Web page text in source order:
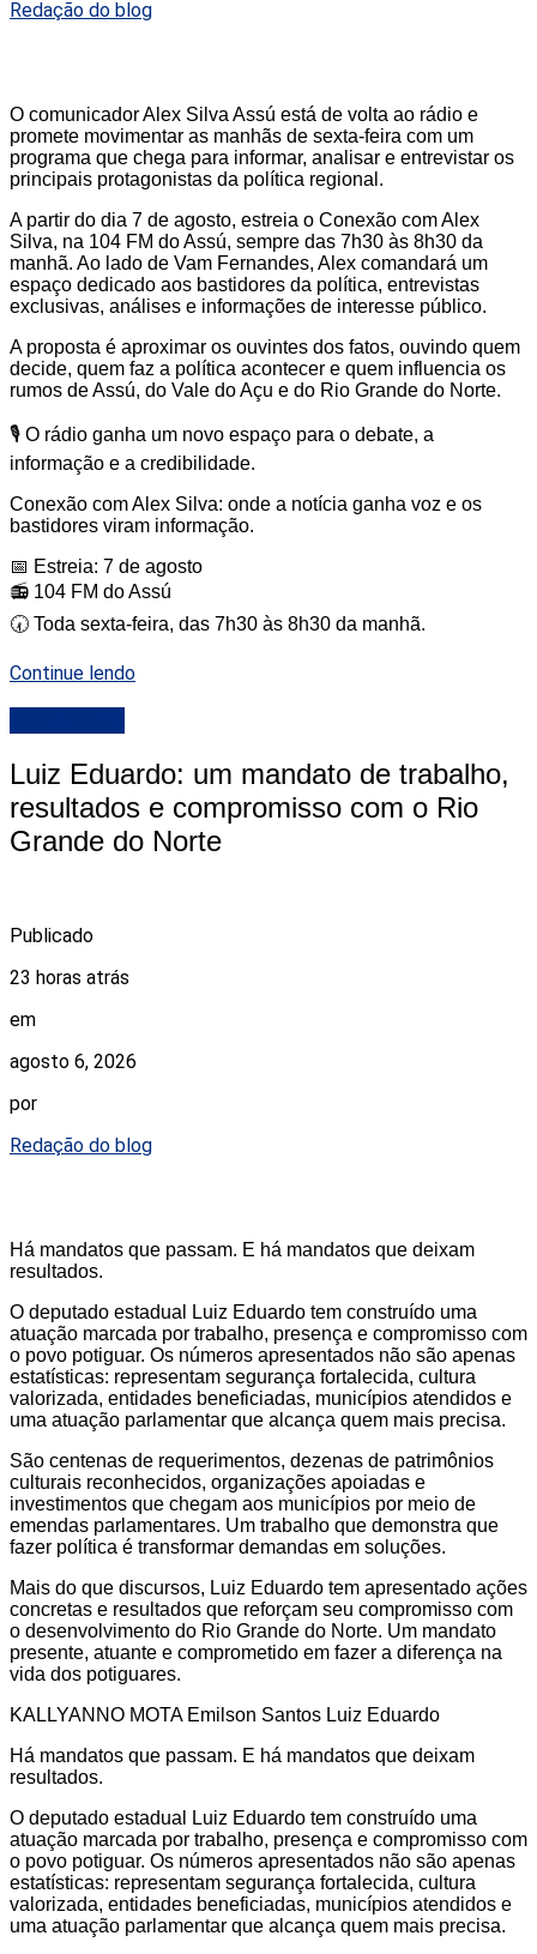
Redação do blog
O comunicador Alex Silva Assú está de volta ao rádio e
promete movimentar as manhãs de sexta-feira com um
programa que chega para informar, analisar e entrevistar os
principais protagonistas da política regional.
A partir do dia 7 de agosto, estreia o Conexão com Alex
Silva, na 104 FM do Assú, sempre das 7h30 às 8h30 da
manhã. Ao lado de Vam Fernandes, Alex comandará um
espaço dedicado aos bastidores da política, entrevistas
exclusivas, análises e informações de interesse público.
A proposta é aproximar os ouvintes dos fatos, ouvindo quem
decide, quem faz a política acontecer e quem influencia os
rumos de Assú, do Vale do Açu e do Rio Grande do Norte.
🎙️ O rádio ganha um novo espaço para o debate, a
informação e a credibilidade.
Conexão com Alex Silva: onde a notícia ganha voz e os
bastidores viram informação.
📅 Estreia: 7 de agosto
📻 104 FM do Assú
🕢 Toda sexta-feira, das 7h30 às 8h30 da manhã.
Continue lendo
Luiz Eduardo: um mandato de trabalho,
resultados e compromisso com o Rio
Grande do Norte
Publicado
23 horas atrás
em
agosto 6, 2026
por
Redação do blog
Há mandatos que passam. E há mandatos que deixam
resultados.
O deputado estadual Luiz Eduardo tem construído uma
atuação marcada por trabalho, presença e compromisso com
o povo potiguar. Os números apresentados não são apenas
estatísticas: representam segurança fortalecida, cultura
valorizada, entidades beneficiadas, municípios atendidos e
uma atuação parlamentar que alcança quem mais precisa.
São centenas de requerimentos, dezenas de patrimônios
culturais reconhecidos, organizações apoiadas e
investimentos que chegam aos municípios por meio de
emendas parlamentares. Um trabalho que demonstra que
fazer política é transformar demandas em soluções.
Mais do que discursos, Luiz Eduardo tem apresentado ações
concretas e resultados que reforçam seu compromisso com
o desenvolvimento do Rio Grande do Norte. Um mandato
presente, atuante e comprometido em fazer a diferença na
vida dos potiguares.
KALLYANNO MOTA Emilson Santos Luiz Eduardo
Há mandatos que passam. E há mandatos que deixam
resultados.
O deputado estadual Luiz Eduardo tem construído uma
atuação marcada por trabalho, presença e compromisso com
o povo potiguar. Os números apresentados não são apenas
estatísticas: representam segurança fortalecida, cultura
valorizada, entidades beneficiadas, municípios atendidos e
uma atuação parlamentar que alcança quem mais precisa.